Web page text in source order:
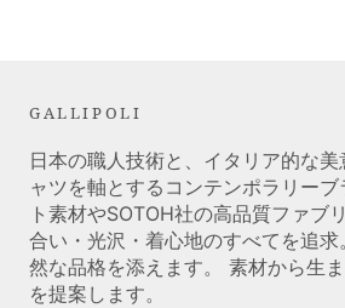
GALLIPOLI
日本の職人技術と、イタリア的な
ャツを軸とするコンテンポラリー
ト素材やSOTOH社の高品質ファブ
合い・光沢・着心地のすべてを追
然な品格を添えます。 素材から生
を提案します。